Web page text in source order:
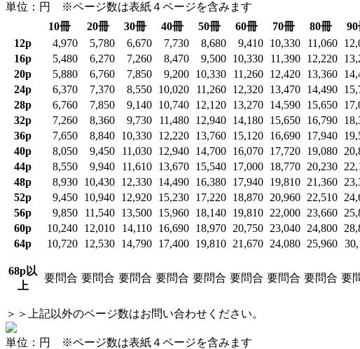
単位：円 ※ページ数は表紙４ページを含みます
10冊
20冊 30冊 40冊 50冊 60冊 70冊 80冊
12p
4,970 5,780 6,670 7,730 8,680 9,410 10,330 11,060
16p
5,480 6,270 7,260 8,470 9,500 10,330 11,390 12,220
20p
5,880 6,760 7,850 9,200 10,330 11,260 12,420 13,360
24p
6,370 7,370 8,550 10,020 11,260 12,320 13,470 14,490
28p
6,760 7,850 9,140 10,740 12,120 13,270 14,590 15,650
32p
7,260 8,360 9,730 11,480 12,940 14,180 15,650 16,790
36p
7,650 8,840 10,330 12,220 13,760 15,120 16,690 17,940
40p
8,050 9,450 11,030 12,940 14,700 16,070 17,720 19,080
44p
8,550 9,940 11,610 13,670 15,540 17,000 18,770 20,230
48p
8,930 10,430 12,330 14,490 16,380 17,940 19,810 21,360
52p
9,450 10,940 12,920 15,230 17,220 18,870 20,960 22,510
56p
9,850 11,540 13,500 15,960 18,140 19,810 22,000 23,660
60p
10,240 12,010 14,110 16,690 18,970 20,750 23,040 24,800
64p
10,720 12,530 14,790 17,400 19,810 21,670 24,080 25,960
68p以
上
要問合 要問合 要問合 要問合 要問合 要問合 要問合 要問合 要
＞＞上記以外のページ数はお問い合わせください。
単位：円 ※ページ数は表紙４ページを含みます